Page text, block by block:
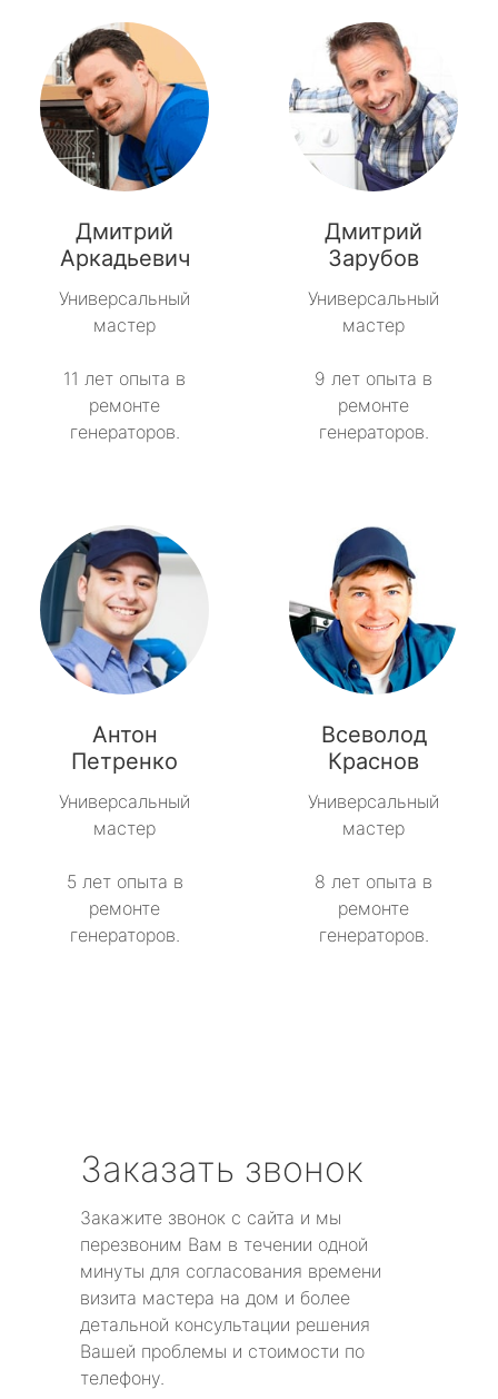
Дмитрий
Аркадьевич
Универсальный
мастер
11 лет опыта в
ремонте
генераторов.
Дмитрий
Зарубов
Универсальный
мастер
9 лет опыта в
ремонте
генераторов.
Антон
Петренко
Универсальный
мастер
5 лет опыта в
ремонте
генераторов.
Всеволод
Краснов
Универсальный
мастер
8 лет опыта в
ремонте
генераторов.
Заказать звонок
Закажите звонок с сайта и мы
перезвоним Вам в течении одной
минуты для согласования времени
визита мастера на дом и более
детальной консультации решения
Вашей проблемы и стоимости по
телефону.